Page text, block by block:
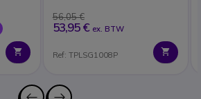
56,05 €
53,95 € ex. BTW
Ref: TPLSG1008P